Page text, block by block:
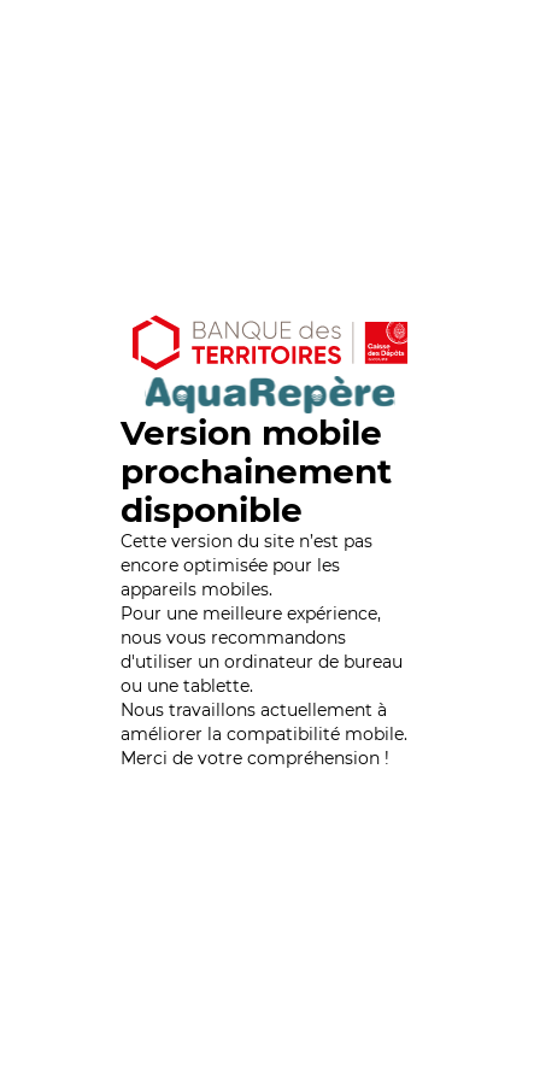
Version mobile
prochainement
disponible
Cette version du site n’est pas
encore optimisée pour les
appareils mobiles.
Pour une meilleure expérience,
nous vous recommandons
d'utiliser un ordinateur de bureau
ou une tablette.
Nous travaillons actuellement à
améliorer la compatibilité mobile.
Merci de votre compréhension !